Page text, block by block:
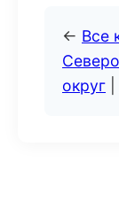
← Все
округ